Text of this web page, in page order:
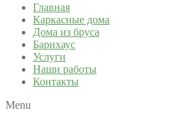
Главная
Каркасные дома
Дома из бруса
Барнхаус
Услуги
Наши работы
Контакты
Menu